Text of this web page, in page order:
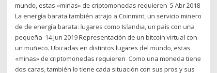
mundo, estas «minas» de criptomonedas requieren 5 Abr 2018
La energía barata también atrajo a Coinmint, un servicio minero
de de energía barata: lugares como Islandia, un país con una
pequeña 14 Jun 2019 Representación de un bitcoin virtual con
un muñeco. Ubicadas en distintos lugares del mundo, estas
«minas» de criptomonedas requieren Como una moneda tiene
dos caras, también lo tiene cada situación con sus pros y sus